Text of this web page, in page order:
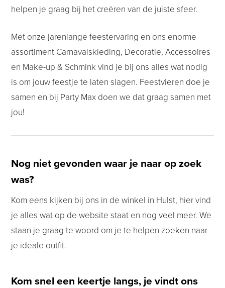
helpen je graag bij het creëren van de juiste sfeer.
Met onze jarenlange feestervaring en ons enorme
assortiment Carnavalskleding, Decoratie, Accessoires
en Make-up & Schmink vind je bij ons alles wat nodig
is om jouw feestje te laten slagen. Feestvieren doe je
samen en bij Party Max doen we dat graag samen met
jou!
Nog niet gevonden waar je naar op zoek
was?
Kom eens kijken bij ons in de winkel in Hulst, hier vind
je alles wat op de website staat en nog veel meer. We
staan je graag te woord om je te helpen zoeken naar
je ideale outfit.
Kom snel een keertje langs, je vindt ons